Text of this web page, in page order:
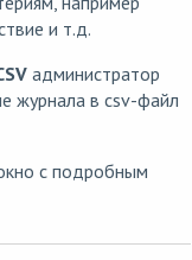
и т.д.
администратор
журнала в csv-файл
с подробным